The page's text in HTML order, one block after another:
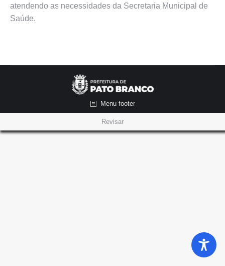
atendendo as necessidades da Secretaria Municipal de
Saúde.
Menu footer
Revisar